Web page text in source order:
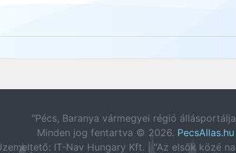
"Pécs, Baranya vármegyei régió
Minden jog fentartva © 2026. PecsAllas.hu
IT-Nav Hungary Kft. | "Az elsők közé